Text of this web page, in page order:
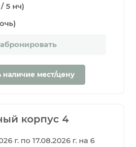
5 нч)
наличие мест/цену
корпус 4
г. по 17.08.2026 г. на 6